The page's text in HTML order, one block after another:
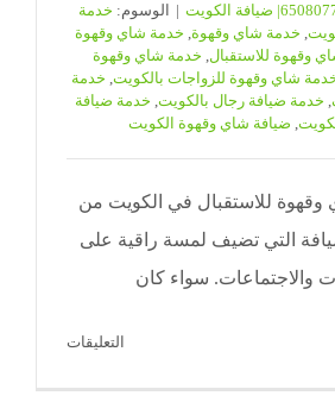
| الوسوم: خدمة
, خدمة شاي وقهوة, خدمة شاي وقهوة
وقهوة للاستقبال, خدمة شاي وقهوة
شاي وقهوة للزواجات بالكويت, خدمة
, خدمة ضيافة رجال بالكويت, خدمة ضيافة
, ضيافة شاي وقهوة الكويت
وقهوة للاستقبال في الكويت من
التي تضيف لمسة راقية على
والاجتماعات. سواء كان
التعليقات